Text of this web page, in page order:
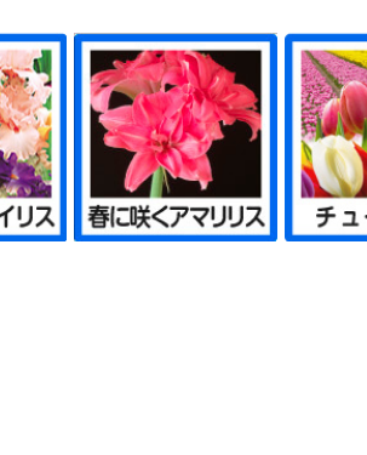
ュ系
ブッシュ系
イ系 植物予備35
植物予備36
植物予備37
植物予備38
植物予備40
植物予備7
植物予備8
植物予備10
植物予備11
植物予備17
植物予備18
植物予備50
植物予備51
植物予備52
植物予備53
植物予備54
在庫処分セ
無料
在庫処分メ
分
在庫処分